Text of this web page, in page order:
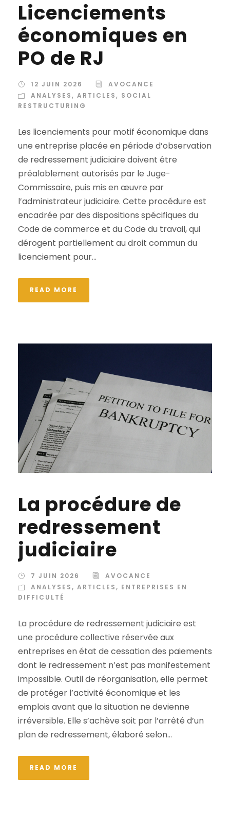
Licenciements
économiques en
PO de RJ
12 JUIN 2026
AVOCANCE
ANALYSES, ARTICLES, SOCIAL
RESTRUCTURING
Les licenciements pour motif économique dans
une entreprise placée en période d’observation
de redressement judiciaire doivent être
préalablement autorisés par le Juge-
Commissaire, puis mis en œuvre par
l’administrateur judiciaire. Cette procédure est
encadrée par des dispositions spécifiques du
Code de commerce et du Code du travail, qui
dérogent partiellement au droit commun du
licenciement pour...
READ MORE
La procédure de
redressement
judiciaire
7 JUIN 2026
AVOCANCE
ANALYSES, ARTICLES, ENTREPRISES EN
DIFFICULTÉ
La procédure de redressement judiciaire est
une procédure collective réservée aux
entreprises en état de cessation des paiements
dont le redressement n’est pas manifestement
impossible. Outil de réorganisation, elle permet
de protéger l’activité économique et les
emplois avant que la situation ne devienne
irréversible. Elle s’achève soit par l’arrêté d’un
plan de redressement, élaboré selon...
READ MORE